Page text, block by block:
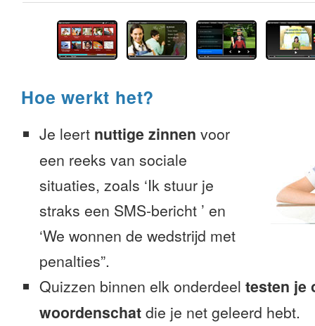
Hoe werkt het?
Je leert nuttige zinnen voor
een reeks van sociale
situaties, zoals ‘Ik stuur je
straks een SMS-bericht ’ en
‘We wonnen de wedstrijd met
penalties”.
Quizzen binnen elk onderdeel testen je
woordenschat die je net geleerd hebt.